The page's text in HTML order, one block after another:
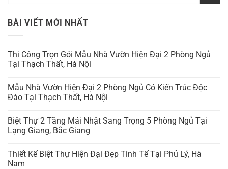
BÀI VIẾT MỚI NHẤT
Thi Công Trọn Gói Mẫu Nhà Vườn Hiện Đại 2 Phòng Ngủ
Tại Thạch Thất, Hà Nội
Mẫu Nhà Vườn Hiện Đại 2 Phòng Ngủ Có Kiến Trúc Độc
Đáo Tại Thạch Thất, Hà Nội
Biệt Thự 2 Tầng Mái Nhật Sang Trọng 5 Phòng Ngủ Tại
Lạng Giang, Bắc Giang
Thiết Kế Biệt Thự Hiện Đại Đẹp Tinh Tế Tại Phủ Lý, Hà
Nam